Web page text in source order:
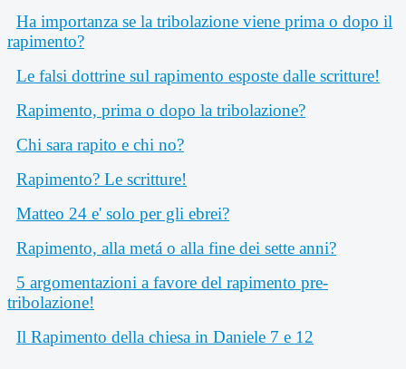
Ha importanza se la tribolazione viene prima o dopo il
rapimento?
Le falsi dottrine sul rapimento esposte dalle scritture!
Rapimento, prima o dopo la tribolazione?
Chi sara rapito e chi no?
Rapimento? Le scritture!
Matteo 24 e' solo per gli ebrei?
Rapimento, alla metá o alla fine dei sette anni?
5 argomentazioni a favore del rapimento pre-
tribolazione!
Il Rapimento della chiesa in Daniele 7 e 12